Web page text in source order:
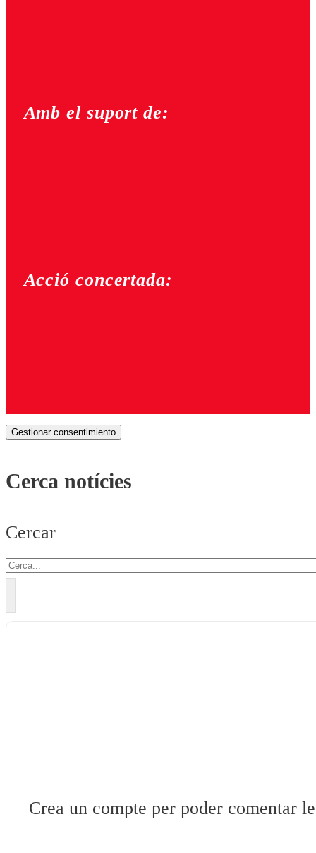
Amb el suport de:
Acció concertada:
Gestionar consentimiento
Cerca notícies
Cercar
Crea un compte per poder comentar